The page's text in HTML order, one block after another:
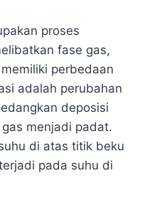
proses
fase gas,
perbedaan
adalah perubahan
deposisi
menjadi padat.
di atas titik beku
pada suhu di